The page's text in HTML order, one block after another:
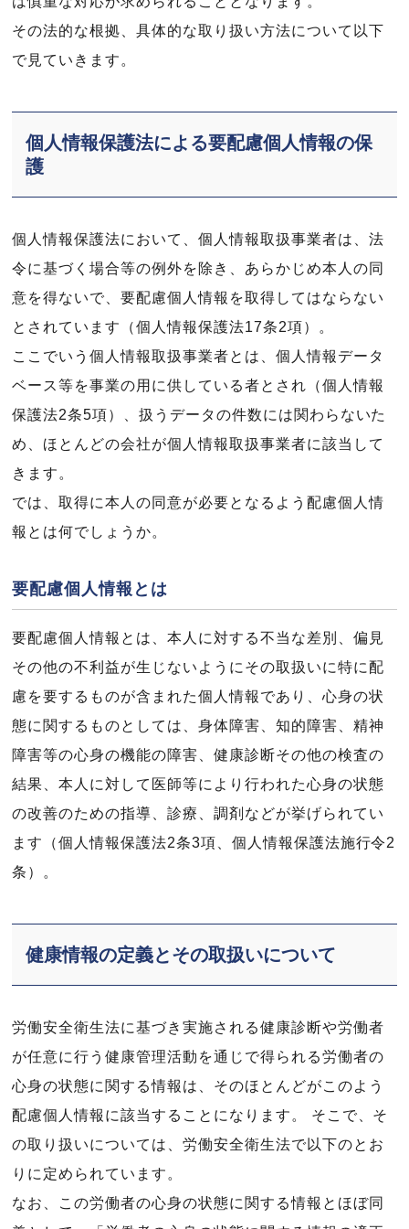
その法的な根拠、具体的な取り扱い方法について以下
で見ていきます。
個人情報保護法による要配慮個人情報の保
護
個人情報保護法において、個人情報取扱事業者は、法
令に基づく場合等の例外を除き、あらかじめ本人の同
意を得ないで、要配慮個人情報を取得してはならない
とされています（個人情報保護法17条2項）。
ここでいう個人情報取扱事業者とは、個人情報データ
ベース等を事業の用に供している者とされ（個人情報
保護法2条5項）、扱うデータの件数には関わらないた
め、ほとんどの会社が個人情報取扱事業者に該当して
きます。
では、取得に本人の同意が必要となるよう配慮個人情
報とは何でしょうか。
要配慮個人情報とは
要配慮個人情報とは、本人に対する不当な差別、偏見
その他の不利益が生じないようにその取扱いに特に配
慮を要するものが含まれた個人情報であり、心身の状
態に関するものとしては、身体障害、知的障害、精神
障害等の心身の機能の障害、健康診断その他の検査の
結果、本人に対して医師等により行われた心身の状態
の改善のための指導、診療、調剤などが挙げられてい
ます（個人情報保護法2条3項、個人情報保護法施行令2
条）。
健康情報の定義とその取扱いについて
労働安全衛生法に基づき実施される健康診断や労働者
が任意に行う健康管理活動を通じで得られる労働者の
心身の状態に関する情報は、そのほとんどがこのよう
配慮個人情報に該当することになります。 そこで、そ
の取り扱いについては、労働安全衛生法で以下のとお
りに定められています。
なお、この労働者の心身の状態に関する情報とほぼ同